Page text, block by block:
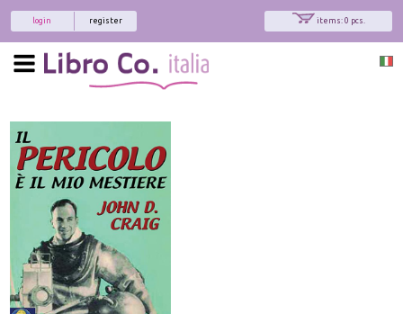
items: 0 pcs.
register
login